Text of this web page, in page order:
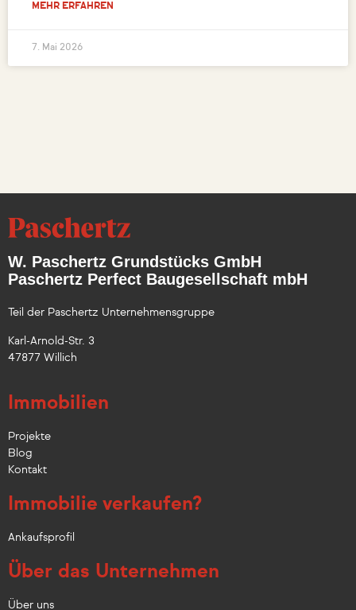
MEHR ERFAHREN
7. Mai 2026
W. Paschertz Grundstücks GmbH
Paschertz Perfect Baugesellschaft mbH
Teil der Paschertz Unternehmensgruppe
Karl-Arnold-Str. 3
47877 Willich
Immobilien
Projekte
Blog
Kontakt
Immobilie verkaufen?
Ankaufsprofil
Über das Unternehmen
Über uns